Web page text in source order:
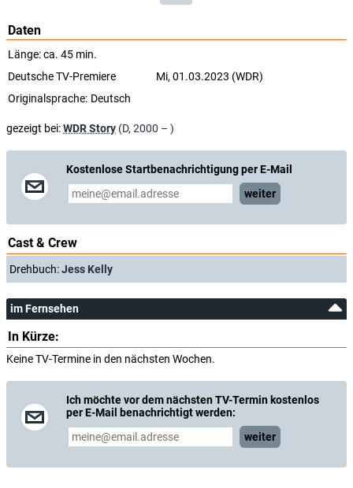
Daten
Länge: ca. 45 min.
Deutsche TV-Premiere
Mi, 01.03.2023 (WDR)
Originalsprache: Deutsch
gezeigt bei:WDR Story (D, 2000 – )
Kostenlose Startbenachrichtigung per E-Mail
weiter
Cast & Crew
Drehbuch:Jess Kelly
im Fernsehen
In Kürze:
Keine TV-Termine in den nächsten Wochen.
Ich möchte vor dem nächsten TV-Termin kostenlos
per E-Mail benachrichtigt werden:
weiter